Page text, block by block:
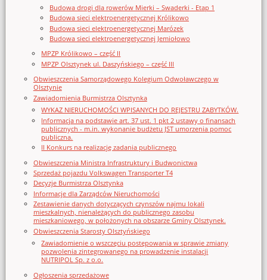
Budowa drogi dla rowerów Mierki – Swaderki - Etap 1
Budowa sieci elektroenergetycznej Królikowo
Budowa sieci elektroenergetycznej Marózek
Budowa sieci elektroenergetycznej Jemiołowo
MPZP Królikowo – część II
MPZP Olsztynek ul. Daszyńskiego – część III
Obwieszczenia Samorządowego Kolegium Odwoławczego w
Olsztynie
Zawiadomienia Burmistrza Olsztynka
WYKAZ NIERUCHOMOŚCI WPISANYCH DO REJESTRU ZABYTKÓW.
Informacja na podstawie art. 37 ust. 1 pkt 2 ustawy o finansach
publicznych - m.in. wykonanie budżetu JST umorzenia pomoc
publiczna.
II Konkurs na realizację zadania publicznego
Obwieszczenia Ministra Infrastruktury i Budwonictwa
Sprzedaż pojazdu Volkswagen Transporter T4
Decyzje Burmistrza Olsztynka
Informacje dla Zarządców Nieruchomości
Zestawienie danych dotyczących czynszów najmu lokali
mieszkalnych, nienależących do publicznego zasobu
mieszkaniowego, w położonych na obszarze Gminy Olsztynek.
Obwieszczenia Starosty Olsztyńskiego
Zawiadomienie o wszczęciu postępowania w sprawie zmiany
pozwolenia zintegrowanego na prowadzenie instalacji
NUTRIPOL Sp. z o.o.
Ogłoszenia sprzedażowe